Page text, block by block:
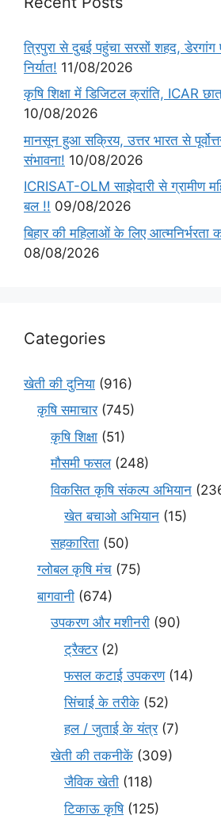
त्रिपुरा से दुबई पहुंचा सरसों शहद,
निर्यात! 11/08/2026
कृषि शिक्षा में डिजिटल क्रांति, ICAR
10/08/2026
मानसून हुआ सक्रिय, उत्तर भारत से
संभावना! 10/08/2026
ICRISAT-OLM साझेदारी से ग्रामीण
बल !! 09/08/2026
बिहार की महिलाओं के लिए आत्मनिर्भरता
08/08/2026
Categories
खेती की दुनिया (916)
कृषि समाचार(745)
कृषि शिक्षा (51)
मौसमी फसल(248)
विकसित कृषि संकल्प अभियान
खेत बचाओ अभियान (15)
सहकारिता (50)
ग्लोबल कृषि मंच (75)
बागवानी (674)
उपकरण और मशीनरी (90)
ट्रैक्टर(2)
फसल कटाई उपकरण(14)
सिंचाई के तरीके (52)
हल / जुताई के यंत्र(7)
खेती की तकनीकें (309)
जैविक खेती (118)
टिकाऊ कृषि(125)